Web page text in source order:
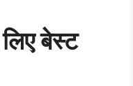
बेस्ट